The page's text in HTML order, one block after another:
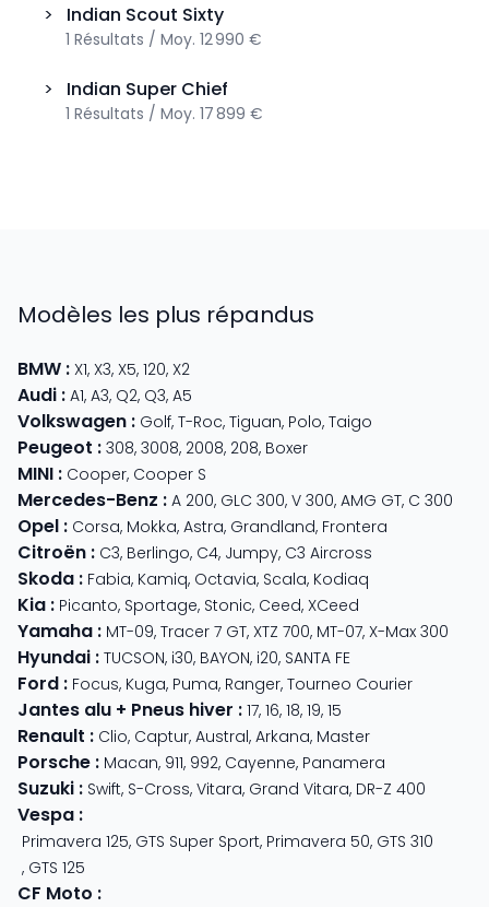
> Indian Scout Sixty
1 Résultats / Moy. 12 990 €
> Indian Super Chief
1 Résultats / Moy. 17 899 €
Modèles les plus répandus
BMW : X1, X3, X5, 120, X2
Audi : A1, A3, Q2, Q3, A5
Volkswagen : Golf, T-Roc, Tiguan, Polo, Taigo
Peugeot : 308, 3008, 2008, 208, Boxer
MINI : Cooper, Cooper S
Mercedes-Benz : A 200, GLC 300, V 300, AMG GT, C 300
Opel : Corsa, Mokka, Astra, Grandland, Frontera
Citroën : C3, Berlingo, C4, Jumpy, C3 Aircross
Skoda : Fabia, Kamiq, Octavia, Scala, Kodiaq
Kia : Picanto, Sportage, Stonic, Ceed, XCeed
Yamaha : MT-09, Tracer 7 GT, XTZ 700, MT-07, X-Max 300
Hyundai : TUCSON, i30, BAYON, i20, SANTA FE
Ford : Focus, Kuga, Puma, Ranger, Tourneo Courier
Jantes alu + Pneus hiver : 17, 16, 18, 19, 15
Renault : Clio, Captur, Austral, Arkana, Master
Porsche : Macan, 911, 992, Cayenne, Panamera
Suzuki : Swift, S-Cross, Vitara, Grand Vitara, DR-Z 400
Vespa :
Primavera 125, GTS Super Sport, Primavera 50, GTS 310
, GTS 125
CF Moto :